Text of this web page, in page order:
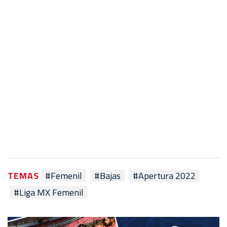
TEMAS #Femenil #Bajas
#Apertura 2022
#Liga MX Femenil